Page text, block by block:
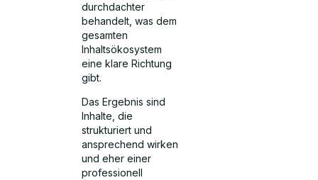
durchdachter
behandelt, was dem
gesamten
Inhaltsökosystem
eine klare Richtung
gibt.
Das Ergebnis sind
Inhalte, die
strukturiert und
ansprechend wirken
und eher einer
professionell